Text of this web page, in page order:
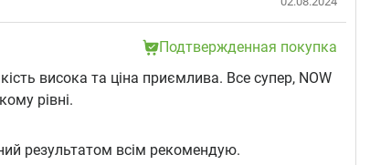
Подтвержденная покупка
висока та ціна приємлива. Все супер, NOW
рівні.
результатом всім рекомендую.